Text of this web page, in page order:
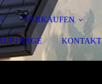
VERKAUFEN
KONTAKT